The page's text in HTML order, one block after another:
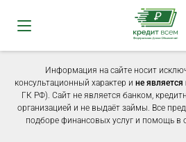
Информация на сайте носит
консультационный характер и не
ГК РФ). Сайт не является банком,
организацией и не выдаёт займы. Все
подборе финансовых услуг и помощь в